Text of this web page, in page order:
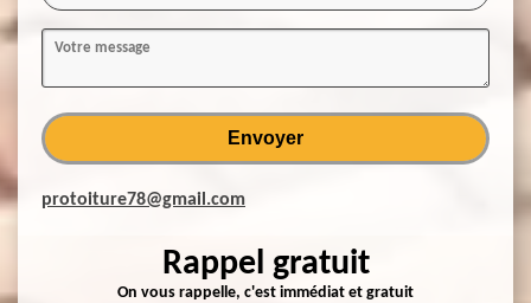
protoiture78@gmail.com
Rappel gratuit
On vous rappelle, c'est immédiat et gratuit